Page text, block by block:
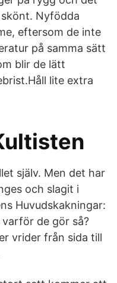
Nyfödda
eftersom de inte
på samma sätt
blir de lätt
lite extra
själv. Men det har
och slagit i
Huvudskakningar:
de gör så?
vrider från sida till